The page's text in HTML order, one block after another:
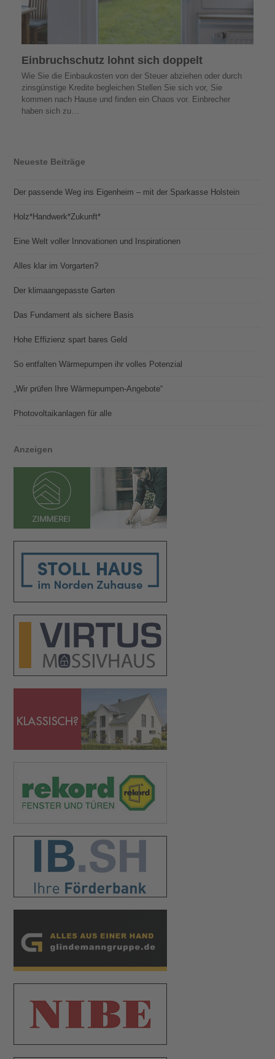
Einbruchschutz lohnt sich doppelt
Wie Sie die Einbaukosten von der Steuer abziehen oder durch
zinsgünstige Kredite begleichen Stellen Sie sich vor, Sie
kommen nach Hause und finden ein Chaos vor. Einbrecher
haben sich zu…
Neueste Beiträge
Der passende Weg ins Eigenheim – mit der Sparkasse Holstein
Holz*Handwerk*Zukunft*
Eine Welt voller Innovationen und Inspirationen
Alles klar im Vorgarten?
Der klimaangepasste Garten
Das Fundament als sichere Basis
Hohe Effizienz spart bares Geld
So entfalten Wärmepumpen ihr volles Potenzial
„Wir prüfen Ihre Wärmepumpen-Angebote“
Photovoltaik­­anlagen für alle
Anzeigen